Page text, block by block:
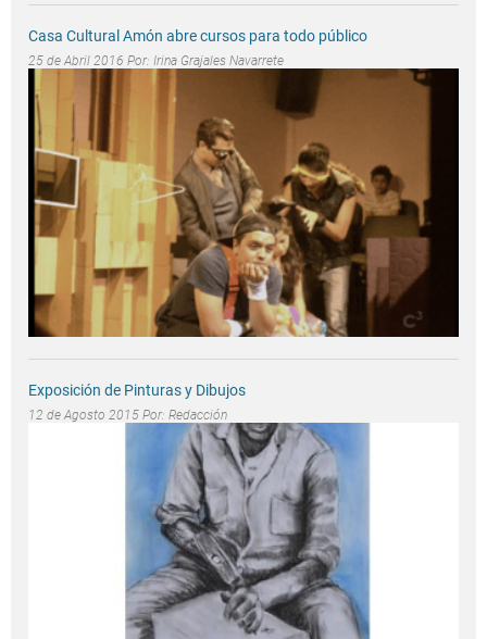
Casa Cultural Amón abre cursos para todo público
25 de Abril 2016 Por: Irina Grajales Navarrete
Exposición de Pinturas y Dibujos
12 de Agosto 2015 Por: Redacción